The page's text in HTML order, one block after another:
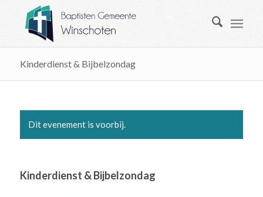
Kinderdienst & Bijbelzondag
Dit evenement is voorbij.
Kinderdienst & Bijbelzondag